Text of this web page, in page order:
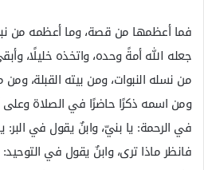
فما أعظمها من قصة، وما أعظمه من
جعله الله أمةً وحده، واتخذه خليلًا،
من نسله النبوات، ومن بيته القبلة،
ومن اسمه ذكرًا حاضرًا في الصلاة وعلى
في الرحمة: يا بنيّ، وابنٌ يقول في البر:
فانظر ماذا ترى، وابنٌ يقول في